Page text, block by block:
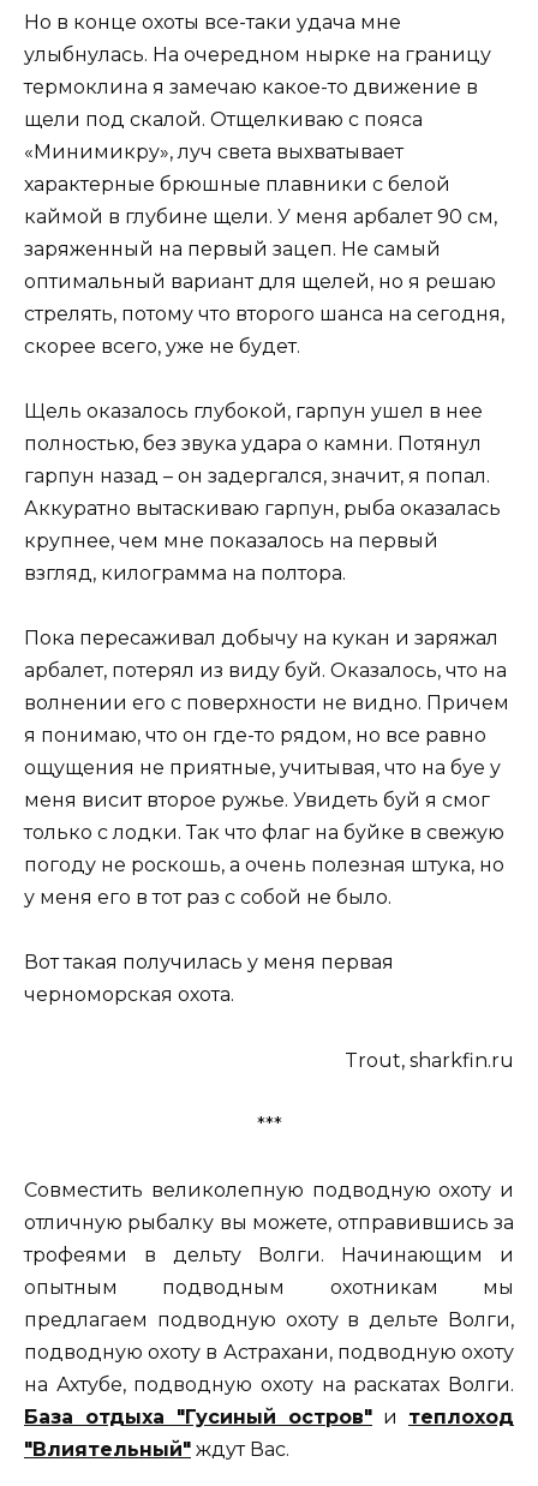
Но в конце охоты все-таки удача мне
улыбнулась. На очередном нырке на границу
термоклина я замечаю какое-то движение в
щели под скалой. Отщелкиваю с пояса
«Минимикру», луч света выхватывает
характерные брюшные плавники с белой
каймой в глубине щели. У меня арбалет 90 см,
заряженный на первый зацеп. Не самый
оптимальный вариант для щелей, но я решаю
стрелять, потому что второго шанса на сегодня,
скорее всего, уже не будет.
Щель оказалось глубокой, гарпун ушел в нее
полностью, без звука удара о камни. Потянул
гарпун назад – он задергался, значит, я попал.
Аккуратно вытаскиваю гарпун, рыба оказалась
крупнее, чем мне показалось на первый
взгляд, килограмма на полтора.
Пока пересаживал добычу на кукан и заряжал
арбалет, потерял из виду буй. Оказалось, что на
волнении его с поверхности не видно. Причем
я понимаю, что он где-то рядом, но все равно
ощущения не приятные, учитывая, что на буе у
меня висит второе ружье. Увидеть буй я смог
только с лодки. Так что флаг на буйке в свежую
погоду не роскошь, а очень полезная штука, но
у меня его в тот раз с собой не было.
Вот такая получилась у меня первая
черноморская охота.
Trout, sharkfin.ru
***
Совместить великолепную подводную охоту и
отличную рыбалку вы можете, отправившись за
трофеями в дельту Волги. Начинающим и
опытным подводным охотникам мы
предлагаем подводную охоту в дельте Волги,
подводную охоту в Астрахани, подводную охоту
на Ахтубе, подводную охоту на раскатах Волги.
База отдыха "Гусиный остров" и теплоход
"Влиятельный" ждут Вас.